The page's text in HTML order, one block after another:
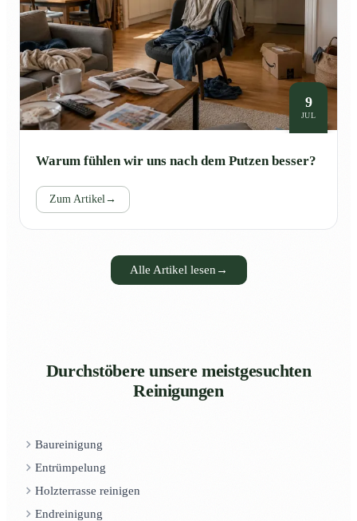
9
JUL
Warum fühlen wir uns nach dem Putzen besser?
Zum Artikel →
Alle Artikel lesen →
Durchstöbere unsere meistgesuchten
Reinigungen
Baureinigung
Entrümpelung
Holzterrasse reinigen
Endreinigung